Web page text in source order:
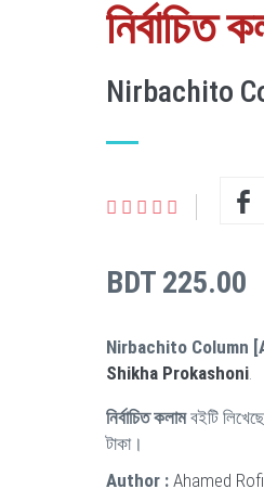
নির্বাচিত
Nirbachito
BDT 225.00
Nirbachito Column
Shikha Prokashoni.
নির্বাচিত কলামবইটি
টাকা।
Author : Ahamed